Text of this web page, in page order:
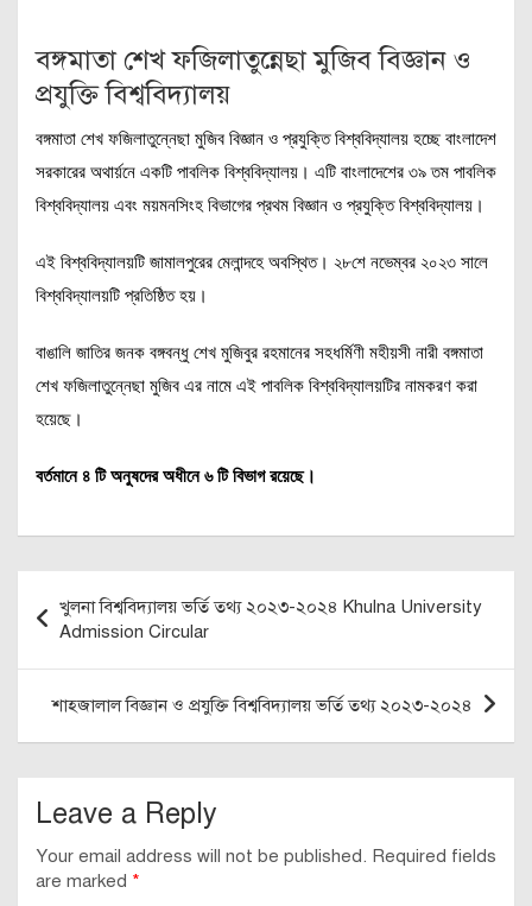
বঙ্গমাতা শেখ ফজিলাতুন্নেছা মুজিব বিজ্ঞান ও
প্রযুক্তি বিশ্ববিদ্যালয়
বঙ্গমাতা শেখ ফজিলাতুন্নেছা মুজিব বিজ্ঞান ও প্রযুক্তি বিশ্ববিদ্যালয় হচ্ছে বাংলাদেশ
সরকারের অথার্য়নে একটি পাবলিক বিশ্ববিদ্যালয়। এটি বাংলাদেশের ৩৯ তম পাবলিক
বিশ্ববিদ্যালয় এবং ময়মনসিংহ বিভাগের প্রথম বিজ্ঞান ও প্রযুক্তি বিশ্ববিদ্যালয়।
এই বিশ্ববিদ্যালয়টি জামালপুরের মেলান্দহে অবস্থিত। ২৮শে নভেম্বর ২০২৩ সালে
বিশ্ববিদ্যালয়টি প্রতিষ্ঠিত হয়।
বাঙালি জাতির জনক বঙ্গবন্ধু শেখ মুজিবুর রহমানের সহধর্মিণী মহীয়সী নারী বঙ্গমাতা
শেখ ফজিলাতুন্নেছা মুজিব এর নামে এই পাবলিক বিশ্ববিদ্যালয়টির নামকরণ করা
হয়েছে।
বর্তমানে ৪ টি অনুষদের অধীনে ৬ টি বিভাগ রয়েছে।
navigation
খুলনা বিশ্ববিদ্যালয় ভর্তি তথ্য ২০২৩-২০২৪ Khulna University
Admission Circular
শাহজালাল বিজ্ঞান ও প্রযুক্তি বিশ্ববিদ্যালয় ভর্তি তথ্য ২০২৩-২০২৪
Leave a Reply
Your email address will not be published. Required fields
are marked *